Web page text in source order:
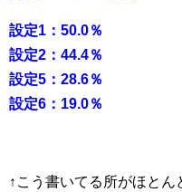
設定1：50.0％
設定2：44.4％
設定5：28.6％
設定6：19.0％
↑こう書いてる所がほとん